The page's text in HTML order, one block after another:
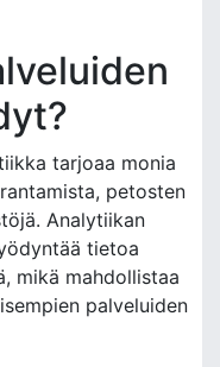
tarjoaa monia
petosten
Analytiikan
tietoa
mikä mahdollistaa
palveluiden